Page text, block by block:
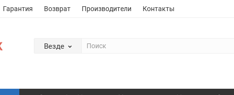
Гарантия Возврат Производители Контакты
Везде